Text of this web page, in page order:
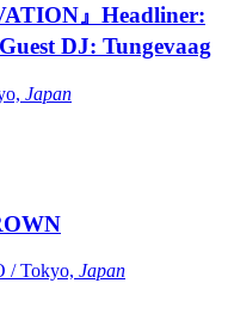
』Headliner:
DJ: Tungevaag
Japan
/ Tokyo, Japan